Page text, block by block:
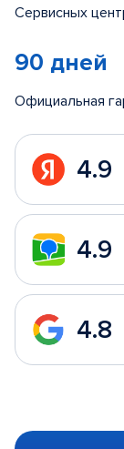
Сервисных
90 дней
Официальная
4.9
4.9
4.8